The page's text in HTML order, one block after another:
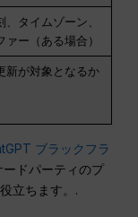
タイムゾーン、
ー（ある場合）
新が対象となるか
ブラックフラ
ドパーティのプ
立ちます。.